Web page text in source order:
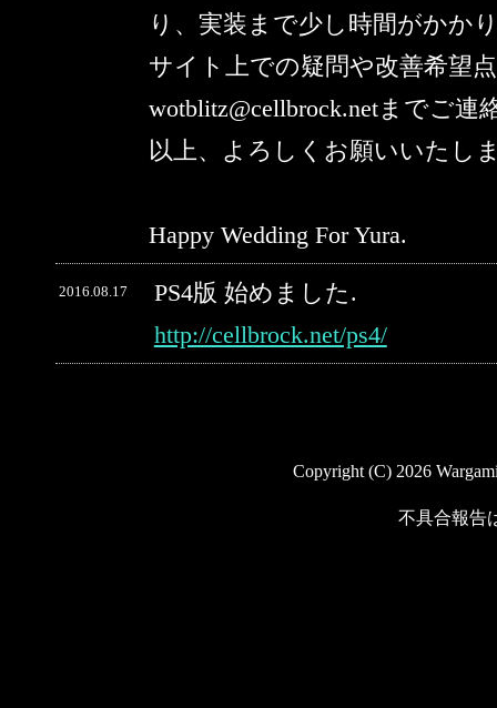
り、実装まで少し時間がかか
サイト上での疑問や改善希望
wotblitz@cellbrock.netまでご連
以上、よろしくお願いいたし
Happy Wedding For Yura.
2016.08.17
PS4版 始めました.
http://cellbrock.net/ps4/
Copyright (C) 2026
不具合報告